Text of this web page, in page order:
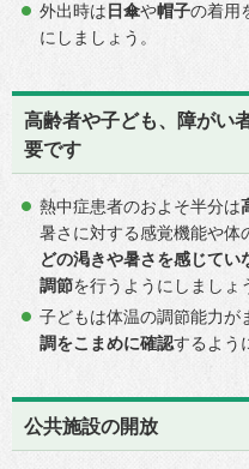
外出時は 日傘や帽子の着用
にしましょう。
高齢者や子ども、障がい
要です
熱中症患者のおよそ半分は
暑さに対する感覚機能や体
どの渇きや暑さを感じてい
調節を行うようにしましょ
子どもは体温の調節能力が
調をこまめに確認するよう
公共施設の開放